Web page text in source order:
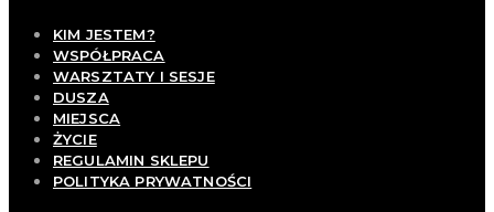
KIM JESTEM?
WSPÓŁPRACA
WARSZTATY I SESJE
DUSZA
MIEJSCA
ŻYCIE
REGULAMIN SKLEPU
POLITYKA PRYWATNOŚCI